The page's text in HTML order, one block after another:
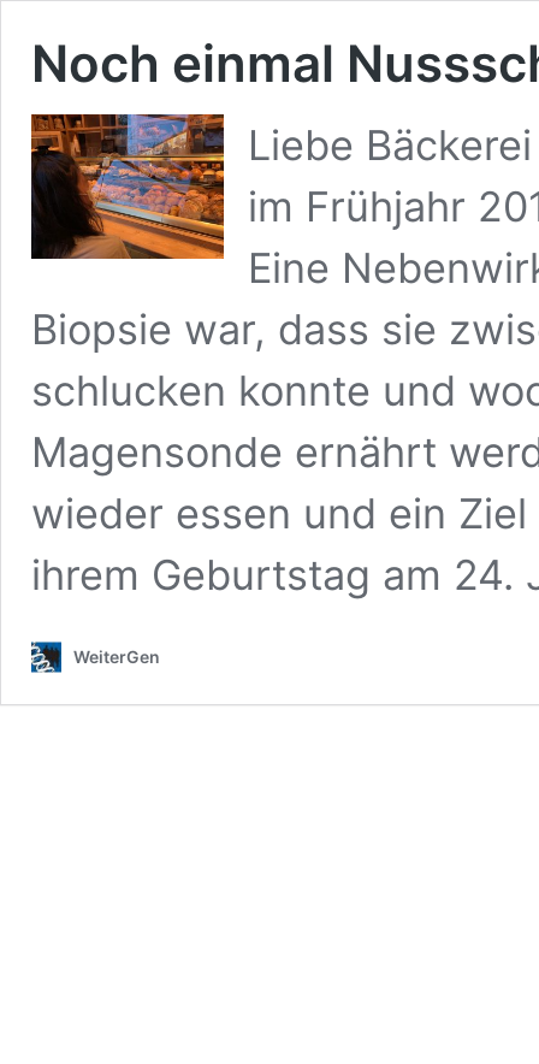
Noch einmal
Liebe
im Frühjahr
Eine
Biopsie war, dass sie
schlucken konnte und
Magensonde ernährt
wieder essen und ein
ihrem Geburtstag am
WeiterGen